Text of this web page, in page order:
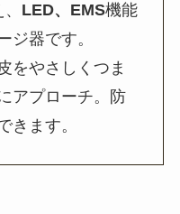
LED、EMS機能
ジ器です。
をやさしくつま
アプローチ。防
きます。